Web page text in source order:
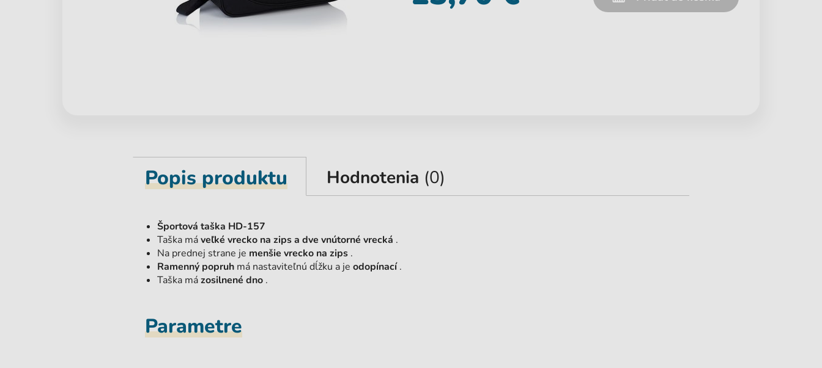
Popis produktu Hodnotenia (0)
Športová taška HD-157
Taška máveľké vrecko na zips a dve vnútorné vrecká .
Na prednej strane je menšie vrecko na zips .
Ramenný popruh má nastaviteľnú dĺžku a je odopínací.
Taška mázosilnené dno .
Parametre